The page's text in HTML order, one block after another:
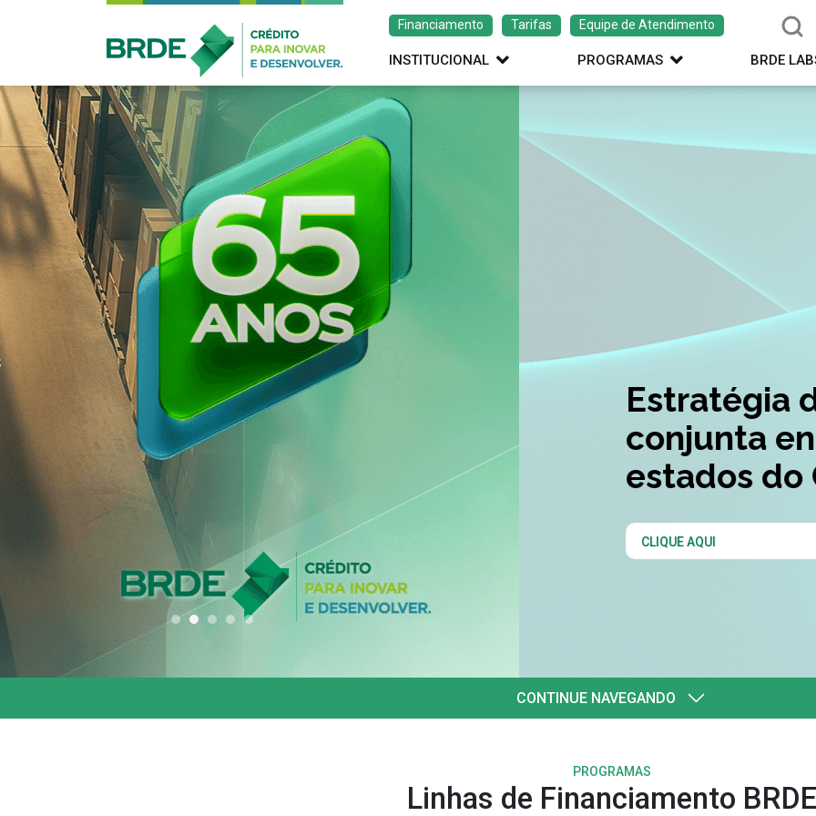
Financiamento Tarifas Equipe de Atendimento
INSTITUCIONAL PROGRAMAS BRDE
Estratégia de atuação
conjunta entre os quatro
estados do Codesul
CLIQUE AQUI
CONTINUE NAVEGANDO
PROGRAMAS
Linhas de Financiamento BRDE